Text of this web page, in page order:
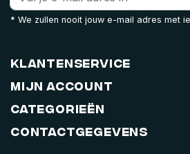
* We zullen nooit jouw e-mail adres met
Klantenservice
Mijn account
Categorieën
Contactgegevens